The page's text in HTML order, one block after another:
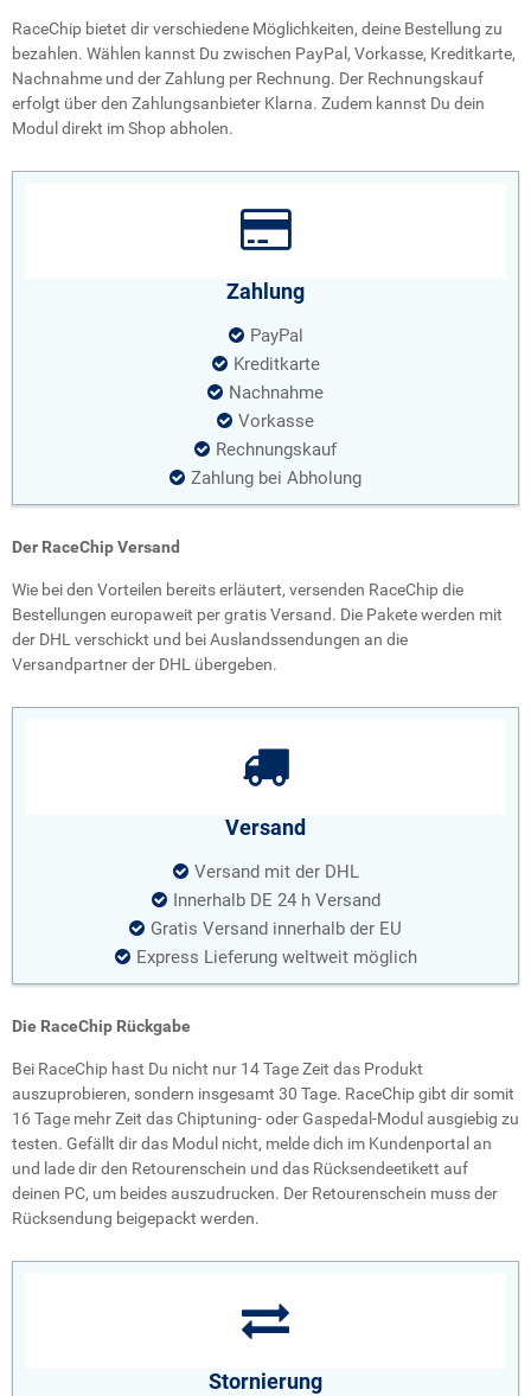
RaceChip bietet dir verschiedene Möglichkeiten, deine Bestellung zu
bezahlen. Wählen kannst Du zwischen PayPal, Vorkasse, Kreditkarte,
Nachnahme und der Zahlung per Rechnung. Der Rechnungskauf
erfolgt über den Zahlungsanbieter Klarna. Zudem kannst Du dein
Modul direkt im Shop abholen.
Zahlung
PayPal
Kreditkarte
Nachnahme
Vorkasse
Rechnungskauf
Zahlung bei Abholung
Der RaceChip Versand
Wie bei den Vorteilen bereits erläutert, versenden RaceChip die
Bestellungen europaweit per gratis Versand. Die Pakete werden mit
der DHL verschickt und bei Auslandssendungen an die
Versandpartner der DHL übergeben.
Versand
Versand mit der DHL
Innerhalb DE 24 h Versand
Gratis Versand innerhalb der EU
Express Lieferung weltweit möglich
Die RaceChip Rückgabe
Bei RaceChip hast Du nicht nur 14 Tage Zeit das Produkt
auszuprobieren, sondern insgesamt 30 Tage. RaceChip gibt dir somit
16 Tage mehr Zeit das Chiptuning- oder Gaspedal-Modul ausgiebig zu
testen. Gefällt dir das Modul nicht, melde dich im Kundenportal an
und lade dir den Retourenschein und das Rücksendeetikett auf
deinen PC, um beides auszudrucken. Der Retourenschein muss der
Rücksendung beigepackt werden.
Stornierung